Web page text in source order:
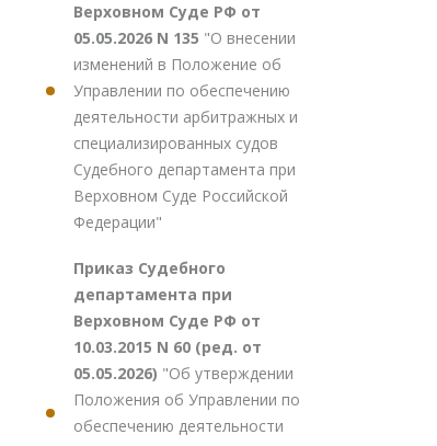
Верховном Суде РФ от
05.05.2026 N 135 "О внесении
изменений в Положение об
Управлении по обеспечению
деятельности арбитражных и
специализированных судов
Судебного департамента при
Верховном Суде Российской
Федерации"
Приказ Судебного
департамента при
Верховном Суде РФ от
10.03.2015 N 60 (ред. от
05.05.2026) "Об утверждении
Положения об Управлении по
обеспечению деятельности